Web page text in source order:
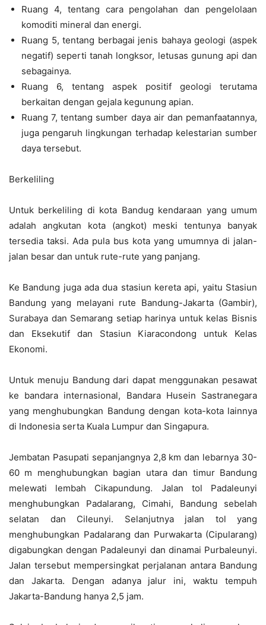
Ruang 4, tentang cara pengolahan dan pengelolaan
komoditi mineral dan energi.
Ruang 5, tentang berbagai jenis bahaya geologi (aspek
negatif) seperti tanah longksor, letusas gunung api dan
sebagainya.
Ruang 6, tentang aspek positif geologi terutama
berkaitan dengan gejala kegunung apian.
Ruang 7, tentang sumber daya air dan pemanfaatannya,
juga pengaruh lingkungan terhadap kelestarian sumber
daya tersebut.
Berkeliling
Untuk berkeliling di kota Bandug kendaraan yang umum
adalah angkutan kota (angkot) meski tentunya banyak
tersedia taksi. Ada pula bus kota yang umumnya di jalan-
jalan besar dan untuk rute-rute yang panjang.
Ke Bandung juga ada dua stasiun kereta api, yaitu Stasiun
Bandung yang melayani rute Bandung-Jakarta (Gambir),
Surabaya dan Semarang setiap harinya untuk kelas Bisnis
dan Eksekutif dan Stasiun Kiaracondong untuk Kelas
Ekonomi.
Untuk menuju Bandung dari dapat menggunakan pesawat
ke bandara internasional, Bandara Husein Sastranegara
yang menghubungkan Bandung dengan kota-kota lainnya
di Indonesia serta Kuala Lumpur dan Singapura.
Jembatan Pasupati sepanjangnya 2,8 km dan lebarnya 30-
60 m menghubungkan bagian utara dan timur Bandung
melewati lembah Cikapundung. Jalan tol Padaleunyi
menghubungkan Padalarang, Cimahi, Bandung sebelah
selatan dan Cileunyi. Selanjutnya jalan tol yang
menghubungkan Padalarang dan Purwakarta (Cipularang)
digabungkan dengan Padaleunyi dan dinamai Purbaleunyi.
Jalan tersebut mempersingkat perjalanan antara Bandung
dan Jakarta. Dengan adanya jalur ini, waktu tempuh
Jakarta-Bandung hanya 2,5 jam.